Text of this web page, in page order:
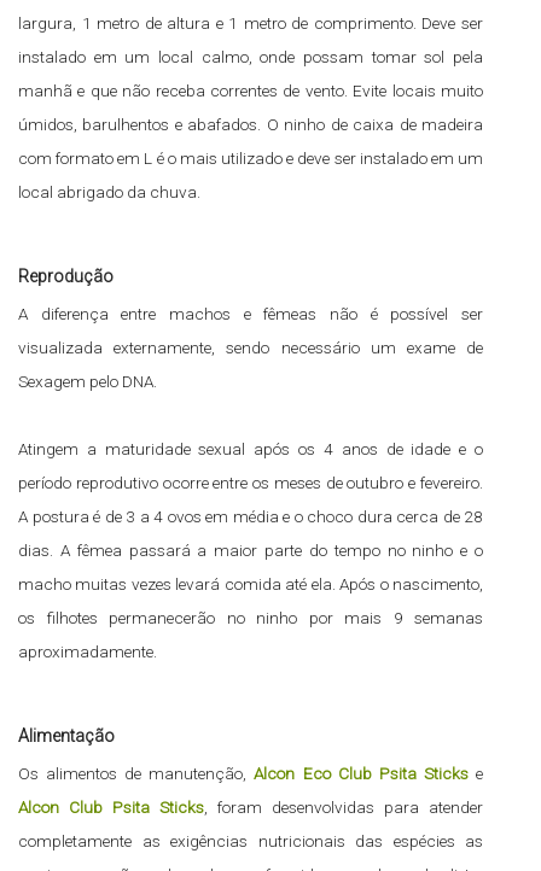
largura, 1 metro de altura e 1 metro de comprimento. Deve ser
instalado em um local calmo, onde possam tomar sol pela
manhã e que não receba correntes de vento. Evite locais muito
úmidos, barulhentos e abafados. O ninho de caixa de madeira
com formato em L é o mais utilizado e deve ser instalado em um
local abrigado da chuva.
Reprodução
A diferença entre machos e fêmeas não é possível ser
visualizada externamente, sendo necessário um exame de
Sexagem pelo DNA.
Atingem a maturidade sexual após os 4 anos de idade e o
período reprodutivo ocorre entre os meses de outubro e fevereiro.
A postura é de 3 a 4 ovos em média e o choco dura cerca de 28
dias. A fêmea passará a maior parte do tempo no ninho e o
macho muitas vezes levará comida até ela. Após o nascimento,
os filhotes permanecerão no ninho por mais 9 semanas
aproximadamente.
Alimentação
Os alimentos de manutenção,Alcon Eco Club Psita Stickse
Alcon Club Psita Sticks , foram desenvolvidas para atender
completamente as exigências nutricionais das espécies as